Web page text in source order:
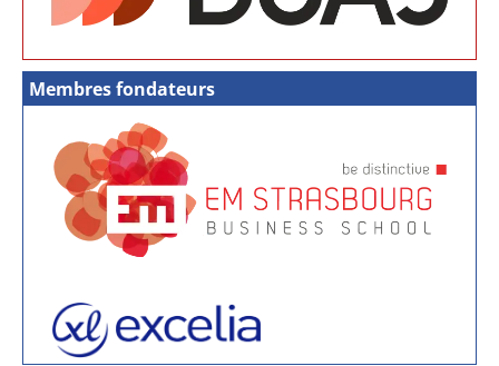
Membres fondateurs